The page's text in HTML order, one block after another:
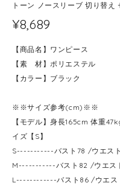
トーン ノースリーブ 切り替え
¥8,689
【商品名】ワンピース
【素 材】ポリエステル
【カラー】ブラック
※※サイズ参考(cm)※※
【モデル】身長165cm 体重
イズ【S】
S-----------バスト78 /ウエス
M-----------バスト82 /ウエス
L------------バスト86 /ウエス